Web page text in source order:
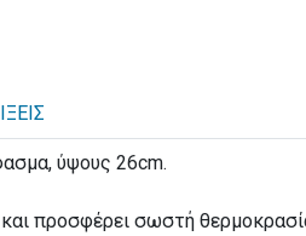
ύψους 26cm.
προσφέρει σωστή